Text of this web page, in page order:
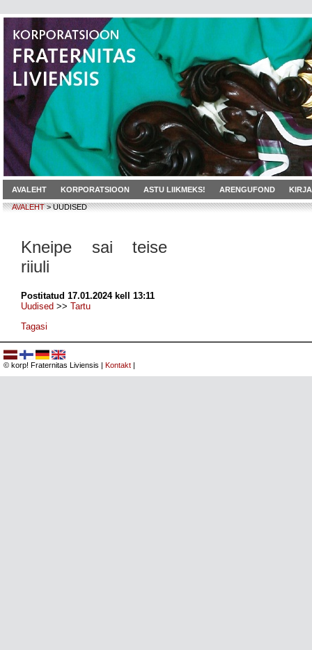
AVALEHT KORPORATSIOON ASTU LIIKMEKS! ARENGUFOND
AVALEHT> UUDISED
Kneipe sai teise
riiuli
Postitatud 17.01.2024 kell 13:11
Uudised >> Tartu
Tagasi
© korp! Fraternitas Liviensis | Kontakt |